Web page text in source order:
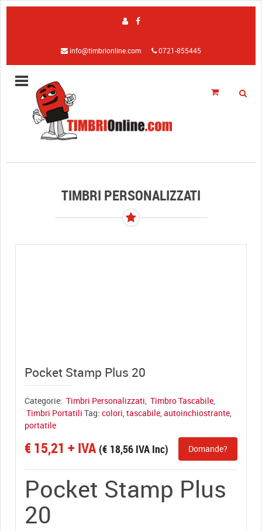
info@timbrionline.com 0721-855445
TIMBRI PERSONALIZZATI
Pocket Stamp Plus 20
Categorie: Timbri Personalizzati Timbro Tascabile
Timbri Portatili Tag: colori tascabile autoinchiostrante
portatile
€ 15,21 + IVA (€ 18,56 IVA Inc) Domande?
Pocket Stamp Plus
20